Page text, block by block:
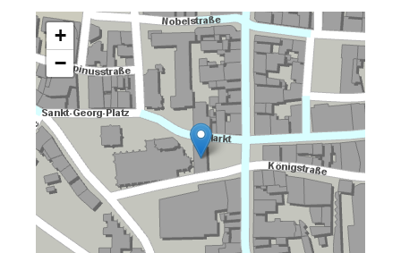
+
−